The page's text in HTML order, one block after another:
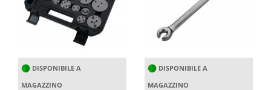
DISPONIBILE A
MAGAZZINO
DISPONIBILE A
MAGAZZINO